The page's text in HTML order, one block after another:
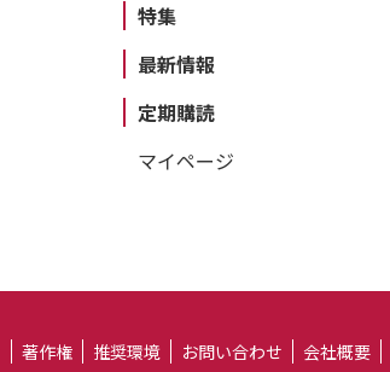
特集
最新情報
定期購読
マイページ
著作権 推奨環境 お問い合わせ 会社概要